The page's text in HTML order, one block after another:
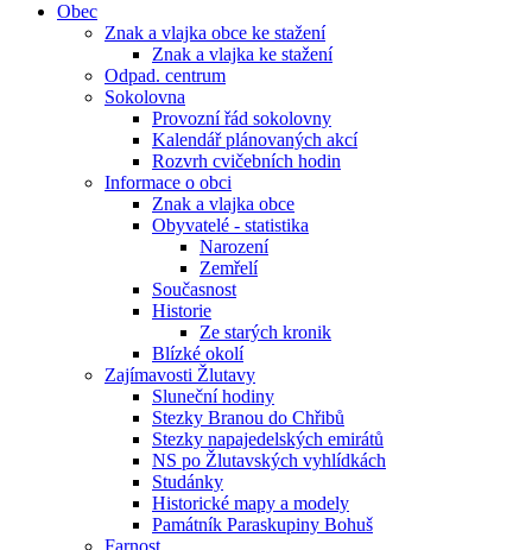
Obec
Znak a vlajka obce ke stažení
Znak a vlajka ke stažení
Odpad. centrum
Sokolovna
Provozní řád sokolovny
Kalendář plánovaných akcí
Rozvrh cvičebních hodin
Informace o obci
Znak a vlajka obce
Obyvatelé - statistika
Narození
Zemřelí
Současnost
Historie
Ze starých kronik
Blízké okolí
Zajímavosti Žlutavy
Sluneční hodiny
Stezky Branou do Chřibů
Stezky napajedelských emirátů
NS po Žlutavských vyhlídkách
Studánky
Historické mapy a modely
Památník Paraskupiny Bohuš
Farnost